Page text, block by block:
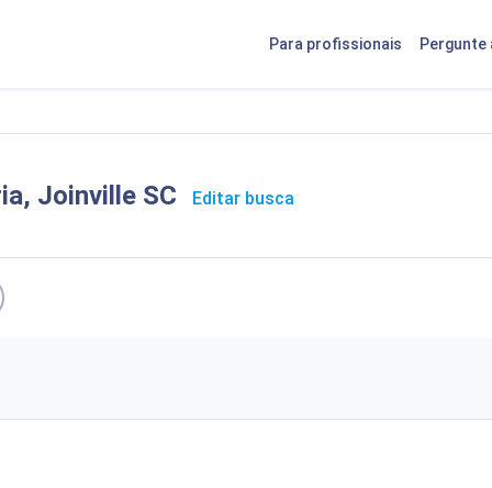
Para profissionais Pergunte
Joinville SC Editar busca